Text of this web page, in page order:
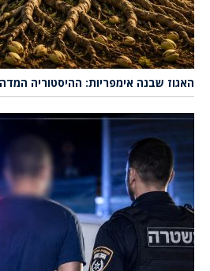
האגוז שבנה אימפריות: ההיסטוריה